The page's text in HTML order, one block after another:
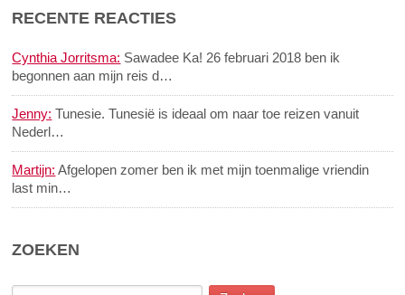
RECENTE REACTIES
Cynthia Jorritsma: Sawadee Ka! 26 februari 2018 ben ik
begonnen aan mijn reis d…
Jenny: Tunesie. Tunesië is ideaal om naar toe reizen vanuit
Nederl…
Martijn: Afgelopen zomer ben ik met mijn toenmalige vriendin
last min…
ZOEKEN